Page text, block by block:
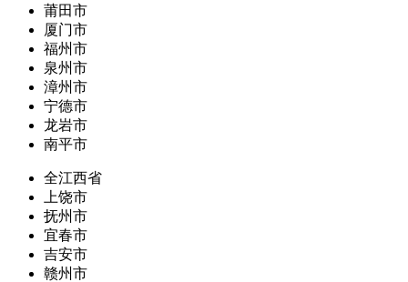
莆田市
厦门市
福州市
泉州市
漳州市
宁德市
龙岩市
南平市
全江西省
上饶市
抚州市
宜春市
吉安市
赣州市